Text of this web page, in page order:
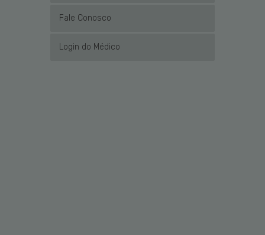
Fale Conosco
Login do Médico